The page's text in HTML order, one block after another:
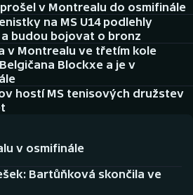
v Montrealu do osmifinále
na MS U14 podlehly
budou bojovat o bronz
v Montrealu ve třetím kole
Blockxe a je v
hostí MS tenisových družstev
v osmifinále
Bartůňková skončila ve